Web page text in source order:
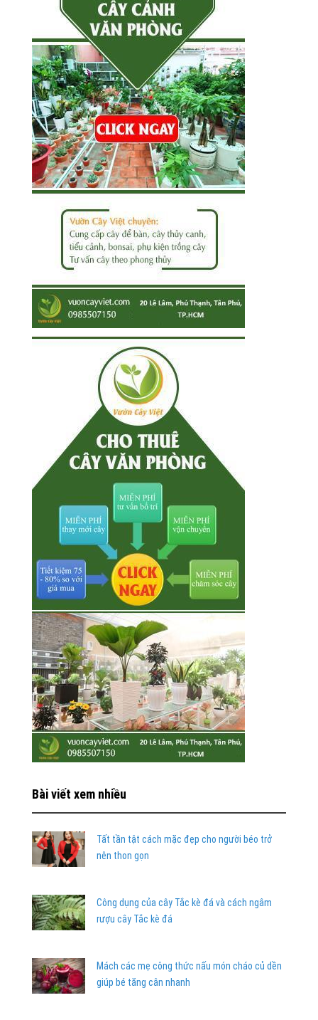
Bài viết xem nhiều
Tất tần tật cách mặc đẹp cho người béo trở
nên thon gọn
Công dụng của cây Tắc kè đá và cách ngâm
rượu cây Tắc kè đá
Mách các mẹ công thức nấu món cháo củ dền
giúp bé tăng cân nhanh